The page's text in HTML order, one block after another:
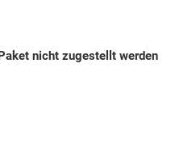
nicht zugestellt werden